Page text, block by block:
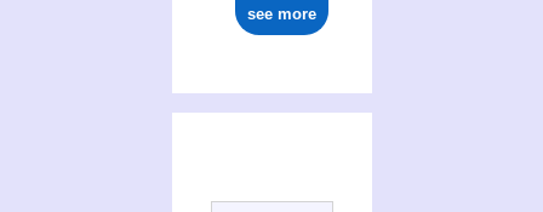
see more